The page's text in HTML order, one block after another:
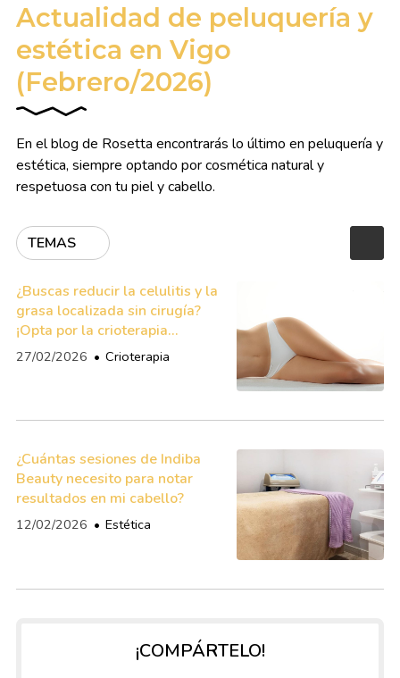
Actualidad de peluquería y
estética en Vigo
(Febrero/2026)
En el blog de Rosetta encontrarás lo último en peluquería y
estética, siempre optando por cosmética natural y
respetuosa con tu piel y cabello.
TEMAS
¿Buscas reducir la celulitis y la
grasa localizada sin cirugía?
¡Opta por la crioterapia
corporal!
27/02/2026 Crioterapia
¿Cuántas sesiones de Indiba
Beauty necesito para notar
resultados en mi cabello?
12/02/2026 Estética
¡COMPÁRTELO!